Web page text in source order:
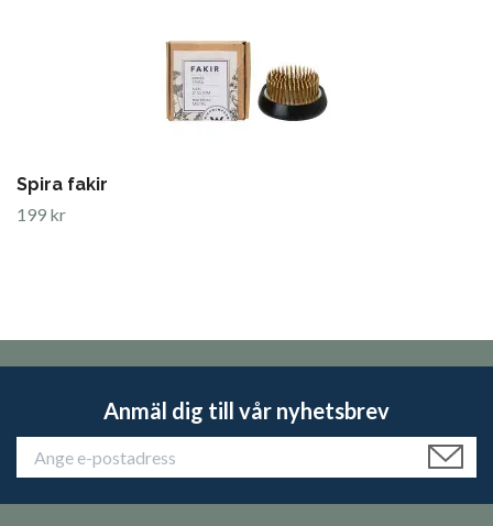
Spira fakir
199 kr
Anmäl dig till vår nyhetsbrev